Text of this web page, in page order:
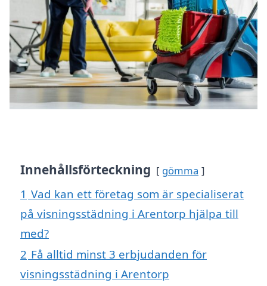
Innehållsförteckning gömma
1 Vad kan ett företag som är specialiserat
på visningsstädning i Arentorp hjälpa till
med?
2 Få alltid minst 3 erbjudanden för
visningsstädning i Arentorp